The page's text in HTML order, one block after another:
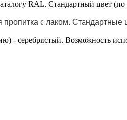
RAL. Стандартный цвет
с лаком. Стандартные
- серебристый. Возможность